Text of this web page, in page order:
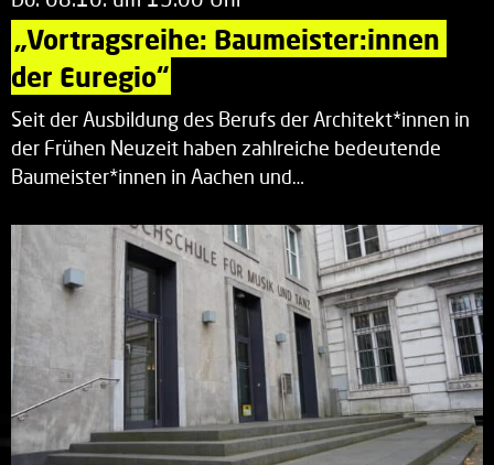
„Vortragsreihe: Baumeister:innen
der Euregio“
Seit der Ausbildung des Berufs der Architekt*innen in
der Frühen Neuzeit haben zahlreiche bedeutende
Baumeister*innen in Aachen und…